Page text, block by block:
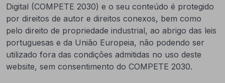
Digital (COMPETE 2030) e o seu conteúdo é protegido
por direitos de autor e direitos conexos, bem como
pelo direito de propriedade industrial, ao abrigo das leis
portuguesas e da União Europeia, não podendo ser
utilizado fora das condições admitidas no uso deste
website, sem consentimento do COMPETE 2030.